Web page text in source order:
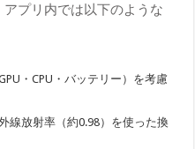
プリ内では以下のような
・CPU・バッテリー）を考慮
線放射率（約0.98）を使った換